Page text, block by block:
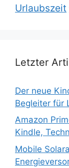
Urlaubszeit
Letzter
Der neue
Begleiter für
Amazon
Kindle,
Mobile